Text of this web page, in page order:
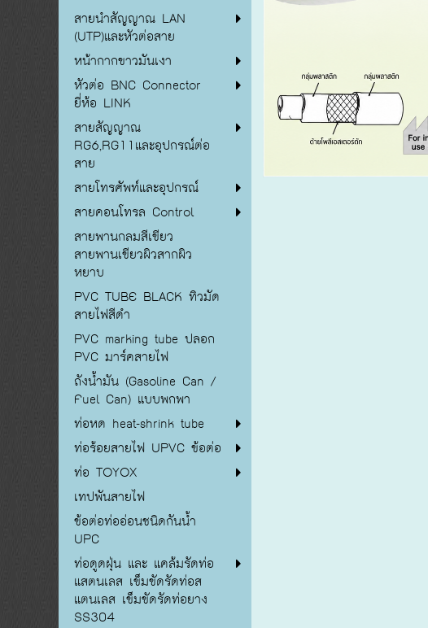
สายนำสัญญาณ LAN
(UTP)และหัวต่อสาย
หน้ากากขาวมันเงา
หัวต่อ BNC Connector
ยี่ห้อ LINK
สายสัญญาณ
RG6,RG11และอุปกรณ์ต่อ
สาย
สายโทรศัพท์และอุปกรณ์
สายคอนโทรล Control
สายพานกลมสีเขียว
สายพานเขียวผิวสากผิว
หยาบ
PVC TUBE BLACK ทิวมัด
สายไฟสีดำ
PVC marking tube ปลอก
PVC มาร์คสายไฟ
ถังน้ำมัน (Gasoline Can /
Fuel Can) แบบพกพา
ท่อหด heat-shrink tube
ท่อร้อยสายไฟ UPVC ข้อต่อ
ท่อ TOYOX
เทปพันสายไฟ
ข้อต่อท่ออ่อนชนิดกันน้ำ
UPC
ท่อดูดฝุ่น และ แคล้มรัดท่อ
แสตนเลส เข็มขัดรัดท่อส
แตนเลส เข็มขัดรัดท่อยาง
SS304